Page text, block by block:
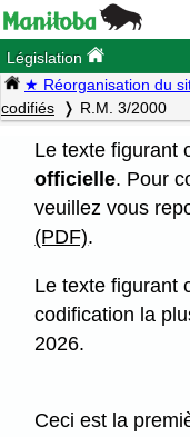
Législation
★ Réorganisation du
codifiés
R.M. 3/2000
Le texte figurant
officielle. Pour
veuillez vous
(PDF).
Le texte figurant
codification la
2026.
Ceci est la